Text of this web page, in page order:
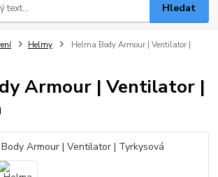
Hledat
Helmy
Helma Body Armour | Ventilator |
Armour | Ventilator |